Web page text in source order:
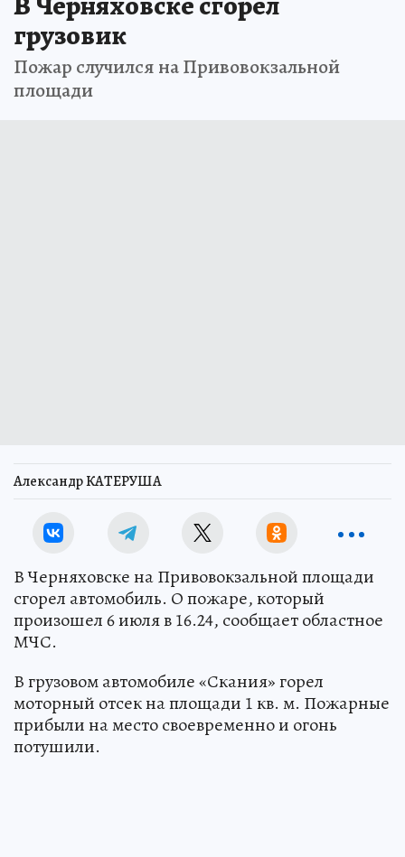
грузовик
Пожар случился на Привовокзальной
площади
Александр КАТЕРУША
В Черняховске на Привовокзальной площади
сгорел автомобиль. О пожаре, который
произошел 6 июля в 16.24, сообщает областное
МЧС.
В грузовом автомобиле «Скания» горел
моторный отсек на площади 1 кв. м. Пожарные
прибыли на место своевременно и огонь
потушили.